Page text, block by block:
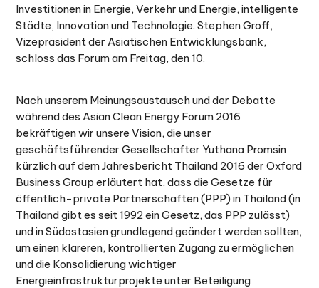
Investitionen in Energie, Verkehr und Energie, intelligente
Städte, Innovation und Technologie. Stephen Groff,
Vizepräsident der Asiatischen Entwicklungsbank,
schloss das Forum am Freitag, den 10.
Nach unserem Meinungsaustausch und der Debatte
während des Asian Clean Energy Forum 2016
bekräftigen wir unsere Vision, die unser
geschäftsführender Gesellschafter Yuthana Promsin
kürzlich auf dem Jahresbericht Thailand 2016 der Oxford
Business Group erläutert hat, dass die Gesetze für
öffentlich-private Partnerschaften (PPP) in Thailand (in
Thailand gibt es seit 1992 ein Gesetz, das PPP zulässt)
und in Südostasien grundlegend geändert werden sollten,
um einen klareren, kontrollierten Zugang zu ermöglichen
und die Konsolidierung wichtiger
Energieinfrastrukturprojekte unter Beteiligung